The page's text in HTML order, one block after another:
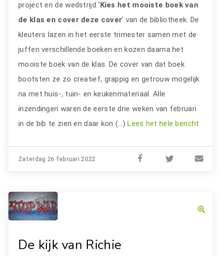
project en de wedstrijd ‘Kies het mooiste boek van
de klas en cover deze cover’ van de bibliotheek. De
kleuters lazen in het eerste trimester samen met de
juffen verschillende boeken en kozen daarna het
mooiste boek van de klas. De cover van dat boek
bootsten ze zo creatief, grappig en getrouw mogelijk
na met huis-, tuin- en keukenmateriaal. Alle
inzendingen waren de eerste drie weken van februari
in de bib te zien en daar kon (…)Lees het hele bericht
Zaterdag 26 februari 2022
De kijk van Richie